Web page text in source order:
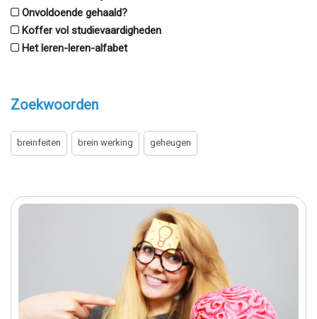
Onvoldoende gehaald?
Koffer vol studievaardigheden
Het leren-leren-alfabet
Zoekwoorden
breinfeiten brein werking geheugen